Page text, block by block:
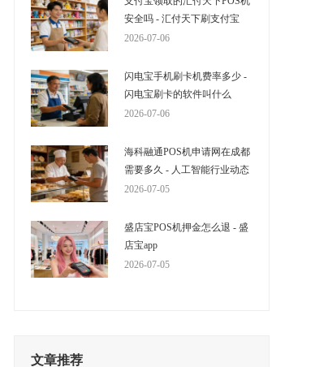
安全吗 - 汇付天下刷支付宝
2026-07-06
闪电宝手机刷卡机费率多少 -
闪电宝刷卡的软件叫什么
2026-07-06
海科融通POS机申请网在成都
需要多久 - 人工智能行业动态
2026-07-05
盛店宝POS机押金怎么退 - 盛
店宝app
2026-07-05
文章推荐